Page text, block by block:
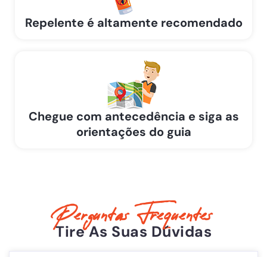
Repelente é altamente recomendado
Chegue com antecedência e siga as
orientações do guia
Perguntas Frequentes
Tire As Suas Dúvidas